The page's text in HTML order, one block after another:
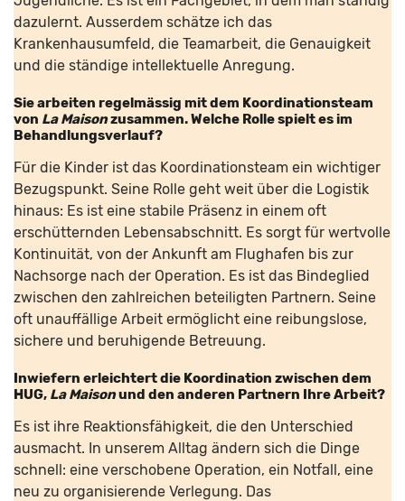
dazulernt. Ausserdem schätze ich das
Krankenhausumfeld, die Teamarbeit, die Genauigkeit
und die ständige intellektuelle Anregung.
Sie arbeiten regelmässig mit dem Koordinationsteam
von La Maisonzusammen. Welche Rolle spielt es im
Behandlungsverlauf?
Für die Kinder ist das Koordinationsteam ein wichtiger
Bezugspunkt. Seine Rolle geht weit über die Logistik
hinaus: Es ist eine stabile Präsenz in einem oft
erschütternden Lebensabschnitt. Es sorgt für wertvolle
Kontinuität, von der Ankunft am Flughafen bis zur
Nachsorge nach der Operation. Es ist das Bindeglied
zwischen den zahlreichen beteiligten Partnern. Seine
oft unauffällige Arbeit ermöglicht eine reibungslose,
sichere und beruhigende Betreuung.
Inwiefern erleichtert die Koordination zwischen dem
HUG, La Maisonund den anderen Partnern Ihre Arbeit?
Es ist ihre Reaktionsfähigkeit, die den Unterschied
ausmacht. In unserem Alltag ändern sich die Dinge
schnell: eine verschobene Operation, ein Notfall, eine
neu zu organisierende Verlegung. Das